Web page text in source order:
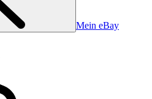
Mein eBay